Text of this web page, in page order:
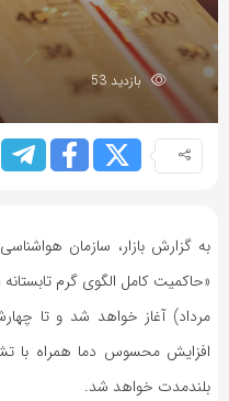
بازدید 53
به گزارش بازار، سازمان
افزایش محسوس دما همراه با
بلندمدت خواهد شد.